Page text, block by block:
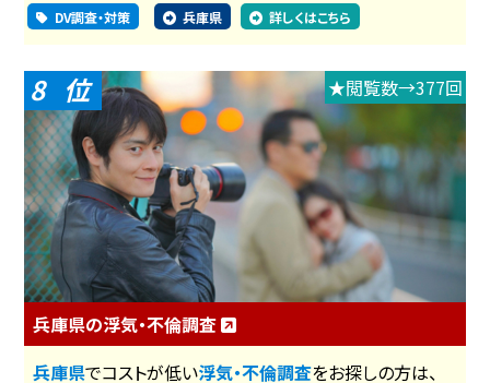
DV調査・対策 兵庫県 詳しくはこちら
8 ★閲覧数→377回
兵庫県の浮気・不倫調査
兵庫県でコストが低い浮気・不倫調査をお探しの方は、